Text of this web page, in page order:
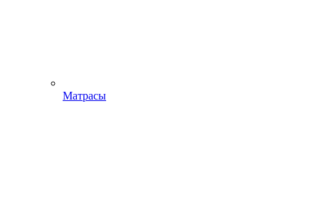
Матрасы